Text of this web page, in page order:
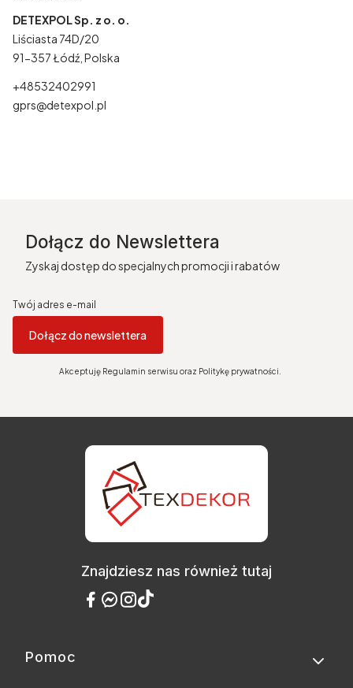
DETEXPOL Sp. z o. o.
Liściasta 74D/20
91-357 Łódź, Polska
+48532402991
gprs@detexpol.pl
Dołącz do Newslettera
Zyskaj dostęp do specjalnych promocji i rabatów
Twój adres e-mail
Dołącz do newslettera
Akceptuję Regulamin serwisu oraz Politykę prywatności.
Znajdziesz nas również tutaj
Linki w stopce
Pomoc